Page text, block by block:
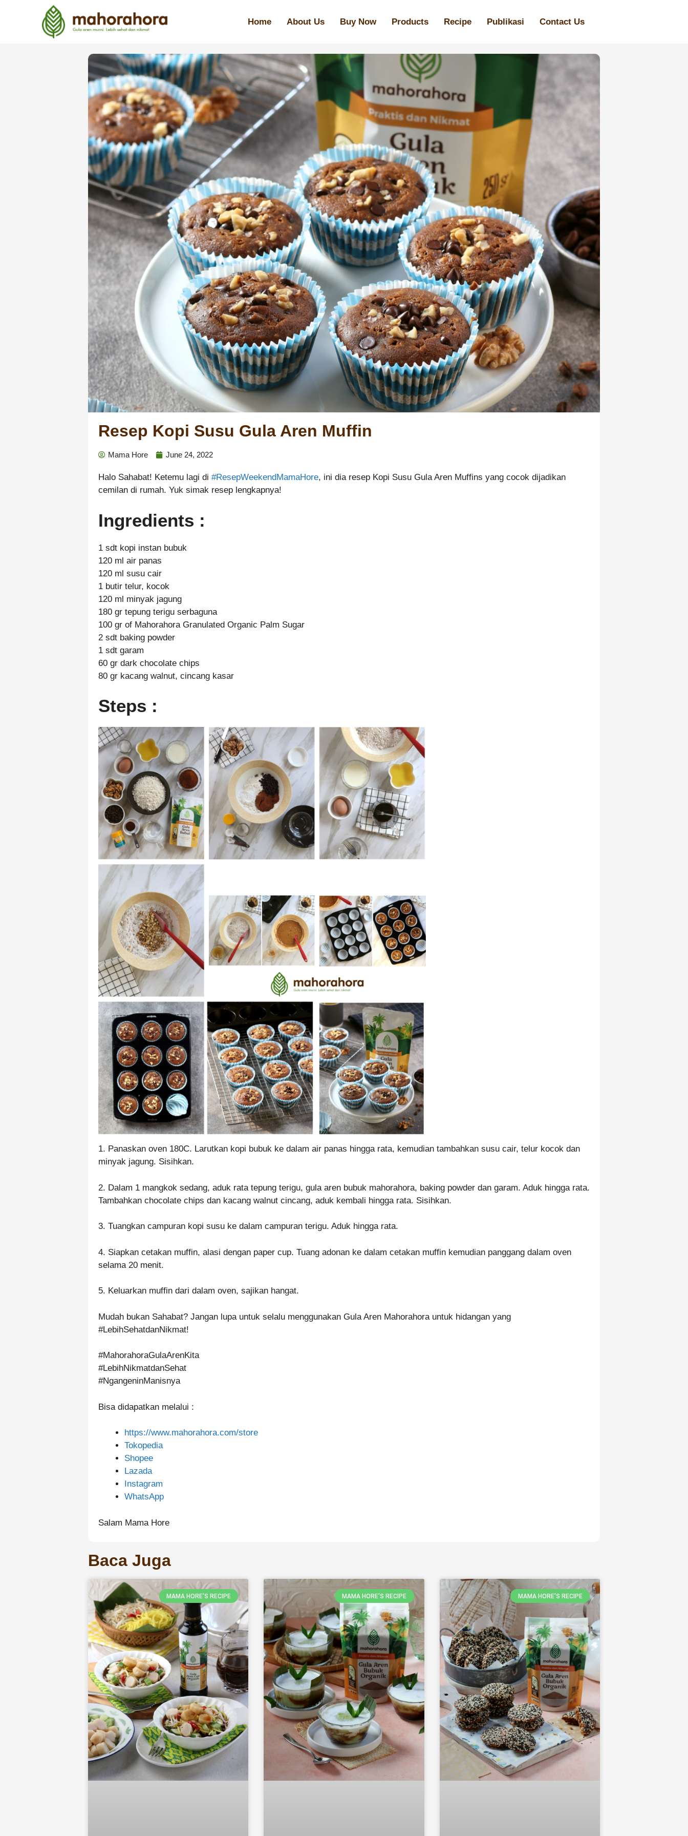
Home About Us Buy Now Products Recipe Publikasi Contact Us
Resep Kopi Susu Gula Aren Muffin
Mama Hore June 24, 2022
Halo Sahabat! Ketemu lagi di #ResepWeekendMamaHore, ini dia resep Kopi Susu Gula Aren Muffins yang cocok dijadikan
cemilan di rumah. Yuk simak resep lengkapnya!
Ingredients :
1 sdt kopi instan bubuk
120 ml air panas
120 ml susu cair
1 butir telur, kocok
120 ml minyak jagung
180 gr tepung terigu serbaguna
100 gr of Mahorahora Granulated Organic Palm Sugar
2 sdt baking powder
1 sdt garam
60 gr dark chocolate chips
80 gr kacang walnut, cincang kasar
Steps :
1. Panaskan oven 180C. Larutkan kopi bubuk ke dalam air panas hingga rata, kemudian tambahkan susu cair, telur kocok dan
minyak jagung. Sisihkan.
2. Dalam 1 mangkok sedang, aduk rata tepung terigu, gula aren bubuk mahorahora, baking powder dan garam. Aduk hingga rata.
Tambahkan chocolate chips dan kacang walnut cincang, aduk kembali hingga rata. Sisihkan.
3. Tuangkan campuran kopi susu ke dalam campuran terigu. Aduk hingga rata.
4. Siapkan cetakan muffin, alasi dengan paper cup. Tuang adonan ke dalam cetakan muffin kemudian panggang dalam oven
selama 20 menit.
5. Keluarkan muffin dari dalam oven, sajikan hangat.
Mudah bukan Sahabat? Jangan lupa untuk selalu menggunakan Gula Aren Mahorahora untuk hidangan yang
#LebihSehatdanNikmat!
#MahorahoraGulaArenKita
#LebihNikmatdanSehat
#NgangeninManisnya
Bisa didapatkan melalui :
https://www.mahorahora.com/store
Tokopedia
Shopee
Lazada
Instagram
WhatsApp
Salam Mama Hore
Baca Juga
MAMA HORE'S RECIPE MAMA HORE'S RECIPE MAMA HORE'S RECIPE